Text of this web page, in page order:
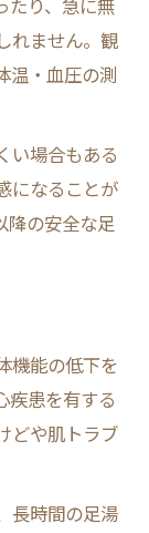
たり、急に無
れません。観
温・血圧の測
い場合もある
になることが
降の安全な足
機能の低下を
疾患を有する
どや肌トラブ
長時間の足湯